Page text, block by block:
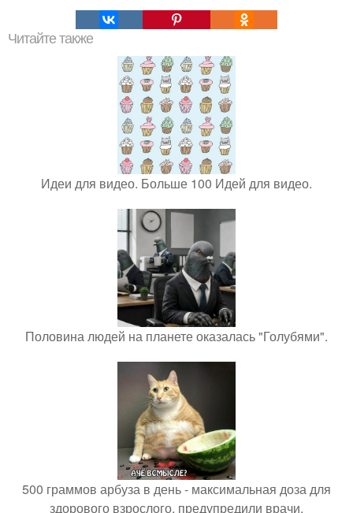
Читайте также
Идеи для видео. Больше 100 Идей для видео.
Половина людей на планете оказалась "Голубями".
500 граммов арбуза в день - максимальная доза для
здорового взрослого, предупредили врачи.